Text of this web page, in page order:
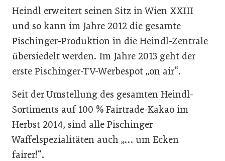
Heindl erweitert seinen Sitz in Wien XXIII
und so kann im Jahre 2012 die gesamte
Pischinger-Produktion in die Heindl-Zentrale
übersiedelt werden. Im Jahre 2013 geht der
erste Pischinger-TV-Werbespot „on air“.
Seit der Umstellung des gesamten Heindl-
Sortiments auf 100 % Fairtrade-Kakao im
Herbst 2014, sind alle Pischinger
Waffelspezialitäten auch „… um Ecken
fairer!“.